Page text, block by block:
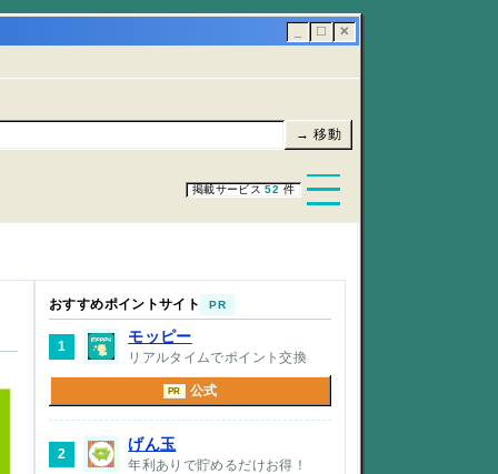
☐ ✕
→ 移動
掲載サービス52 件
おすすめポイントサイト PR
1
モッピー
リアルタイムでポイント交換
PR 公式
2
げん玉
年利ありで貯めるだけお得！